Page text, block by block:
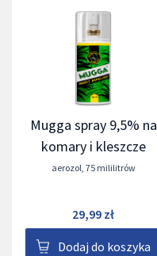
Mugga spray 9,5% na
komary i kleszcze
aerozol, 75 mililitrów
29,99 zł
Dodaj do koszyka